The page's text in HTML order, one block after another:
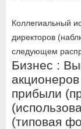
Коллегиальный
директоров
следующем
Бизнес :
прибыли
(типовая